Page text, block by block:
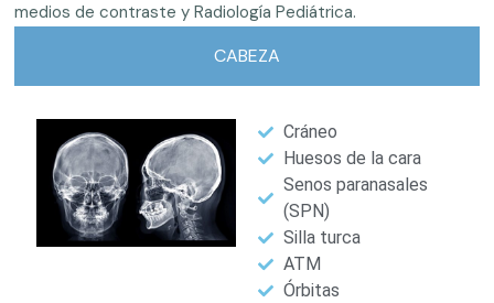
medios de contraste y Radiología Pediátrica.
CABEZA
Cráneo
Huesos de la cara
Senos paranasales
(SPN)
Silla turca
ATM
Órbitas